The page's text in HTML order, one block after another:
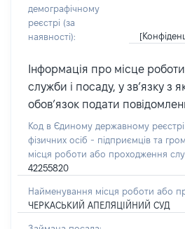
демографічному
реєстрі (за
наявності):
Інформація про місце
служби і посаду, у зв’язку з
обов’язок подати
Код в Єдиному державному
фізичних осіб - підприємців та
місця роботи або проходження
42255820
Найменування місця роботи або
ЧЕРКАСЬКИЙ АПЕЛЯЦІЙНИЙ СУД